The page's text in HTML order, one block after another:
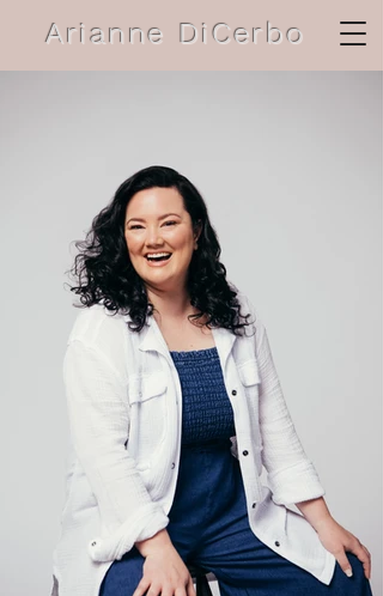
Arianne DiCerbo